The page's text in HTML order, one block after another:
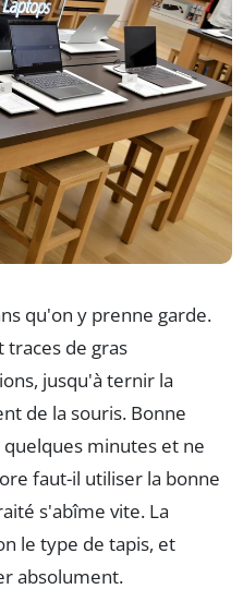
qu'on y prenne garde.
traces de gras
jusqu'à ternir la
de la souris. Bonne
minutes et ne
faut-il utiliser la bonne
s'abîme vite. La
le type de tapis, et
absolument.